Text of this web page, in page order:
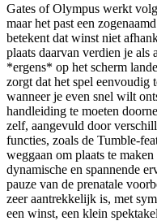
Gates of Olympus werkt
maar het past een
betekent dat winst niet
plaats daarvan verdien je als
*ergens* op het scherm
zorgt dat het spel eenvoudig
wanneer je even snel wilt
handleiding te moeten
zelf, aangevuld door
functies, zoals de Tumble-
weggaan om plaats te
dynamische en spannende
pauze van de prenatale
zeer aantrekkelijk is, met
een winst, een klein